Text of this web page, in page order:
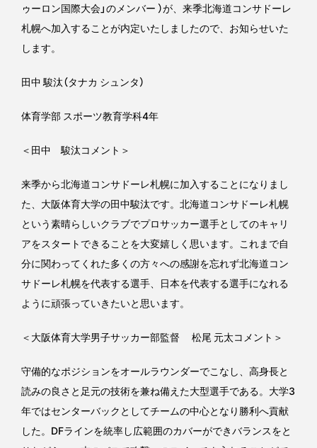
ゥーロン国際大会」のメンバー ）が、来季北海道コンサドーレ
札幌へ加入することが内定いたしましたので、お知らせいた
します。
田中 駿汰（タナカ シュンタ）
体育学部 スポーツ教育学科4年
＜田中 駿汰コメント＞
来季から北海道コンサドーレ札幌に加入することになりまし
た、大阪体育大学の田中駿汰です。北海道コンサドーレ札幌
という素晴らしいクラブでプロサッカー選手としてのキャリ
アをスタートできることを大変嬉しく思います。これまで自
分に関わってくれた多くの方々への感謝を忘れず北海道コン
サドーレ札幌を代表する選手、日本を代表する選手になれる
ように頑張っていきたいと思います。
＜大阪体育大学男子サッカー部監督 松尾 元太コメント＞
守備的なポジションをオールラウンダーでこなし、高身長と
読みの良さと足元の技術を兼ね備えた大型選手である。大学3
年ではセンターバックとしてチームの中心となり勝利へ貢献
した。DFラインを統率し広範囲のカバーができバランスをと